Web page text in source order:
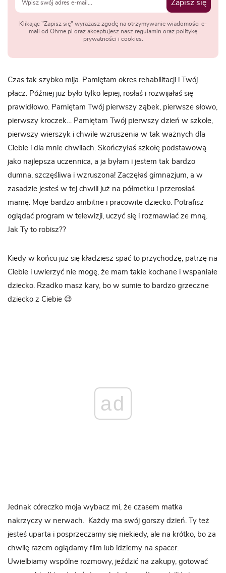
Zapisz się
Klikając "Zapisz się" wyrażasz zgodę na otrzymywanie wiadomości e-
mail od Ohme.pl oraz akceptujesz nasz regulamin oraz politykę
prywatności i cookies.
Czas tak szybko mija. Pamiętam okres rehabilitacji i Twój
płacz. Później już było tylko lepiej, rosłaś i rozwijałaś się
prawidłowo. Pamiętam Twój pierwszy ząbek, pierwsze słowo,
pierwszy kroczek… Pamiętam Twój pierwszy dzień w szkole,
pierwszy wierszyk i chwile wzruszenia w tak ważnych dla
Ciebie i dla mnie chwilach. Skończyłaś szkołę podstawową
jako najlepsza uczennica, a ja byłam i jestem tak bardzo
dumna, szczęśliwa i wzruszona! Zaczęłaś gimnazjum, a w
zasadzie jesteś w tej chwili już na półmetku i przerosłaś
mamę. Moje bardzo ambitne i pracowite dziecko. Potrafisz
oglądać program w telewizji, uczyć się i rozmawiać ze mną.
Jak Ty to robisz??
Kiedy w końcu już się kładziesz spać to przychodzę, patrzę na
Ciebie i uwierzyć nie mogę, że mam takie kochane i wspaniałe
dziecko. Rzadko masz kary, bo w sumie to bardzo grzeczne
dziecko z Ciebie 😉
ad
Jednak córeczko moja wybacz mi, że czasem matka
nakrzyczy w nerwach. Każdy ma swój gorszy dzień. Ty też
jesteś uparta i posprzeczamy się niekiedy, ale na krótko, bo za
chwilę razem oglądamy film lub idziemy na spacer.
Uwielbiamy wspólne rozmowy, jeździć na zakupy, gotować